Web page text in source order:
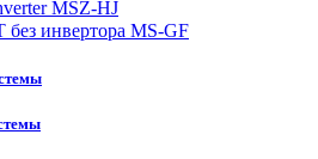
MSZ-HJ
инвертора MS-GF